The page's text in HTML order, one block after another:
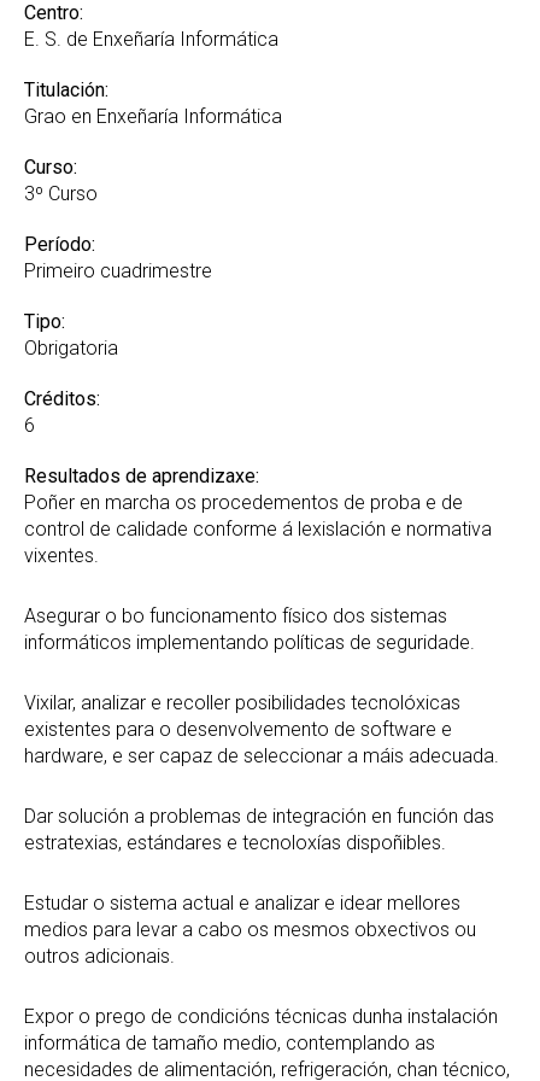
Suplemento Europeo ao Título
Centro:
E. S. de Enxeñaría Informática
Titulación:
Grao en Enxeñaría Informática
Curso:
3º Curso
Período:
Primeiro cuadrimestre
Tipo:
Obrigatoria
Créditos:
6
Resultados de aprendizaxe:
Poñer en marcha os procedementos de proba e de
control de calidade conforme á lexislación e normativa
vixentes.
Asegurar o bo funcionamento físico dos sistemas
informáticos implementando políticas de seguridade.
Vixilar, analizar e recoller posibilidades tecnolóxicas
existentes para o desenvolvemento de software e
hardware, e ser capaz de seleccionar a máis adecuada.
Dar solución a problemas de integración en función das
estratexias, estándares e tecnoloxías dispoñibles.
Estudar o sistema actual e analizar e idear mellores
medios para levar a cabo os mesmos obxectivos ou
outros adicionais.
Expor o prego de condicións técnicas dunha instalación
informática de tamaño medio, contemplando as
necesidades de alimentación, refrigeración, chan técnico,